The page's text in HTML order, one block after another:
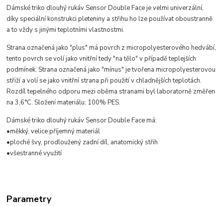
Dámské triko dlouhý rukáv Sensor Double Face je velmi univerzální,
díky speciální konstrukci pleteniny a střihu ho lze používat oboustranně
a to vždy s jinými teplotními vlastnostmi.
Strana označená jako "plus" má povrch z micropolyesterového hedvábí,
tento povrch se volí jako vnitřní tedy "na tělo" v případě teplejších
podmínek. Strana označená jako "mínus" je tvořena micropolyesterovou
střiží a volí se jako vnitřní strana při použití v chladnějších teplotách.
Rozdíl tepelného odporu mezi oběma stranami byl laboratorně změřen
na 3,6°C. Složení materiálu: 100% PES.
Dámské triko dlouhý rukáv Sensor Double Face má:
•měkký, velice příjemný materiál
•ploché švy, prodloužený zadní díl, anatomický střih
•všestranné využití
Parametry